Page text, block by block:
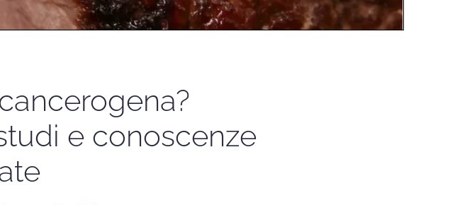
e conoscenze